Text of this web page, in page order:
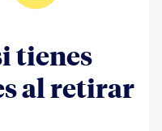
tienes
al retirar